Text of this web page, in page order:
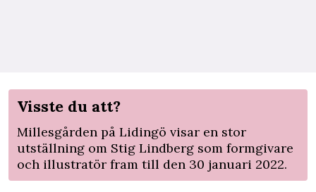
Visste du att?
Millesgården på Lidingö visar en stor
utställning om Stig Lindberg som formgivare
och illustratör fram till den 30 januari 2022.